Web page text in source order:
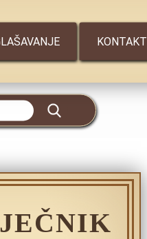
KONTAKT